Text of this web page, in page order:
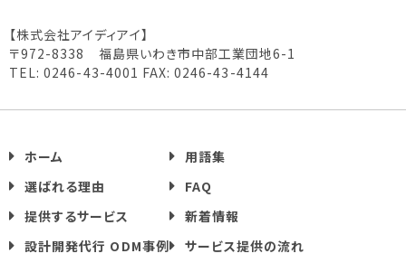
【株式会社アイディアイ】
〒972-8338 福島県いわき市中部工業団地6-1
TEL: 0246-43-4001 FAX: 0246-43-4144
ホーム
選ばれる理由
提供するサービス
設計開発代行 ODM事例
用語集
FAQ
新着情報
サービス提供の流れ